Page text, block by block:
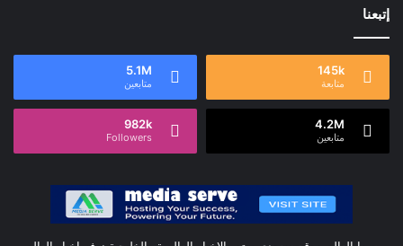
إتبعنا
145k
متابعة
5.1M
متابعين
4.2M
متابعين
982k
Followers